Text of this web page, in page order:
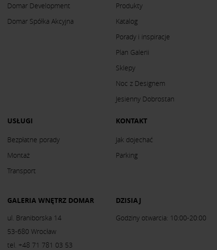
Domar Development
Domar Spółka Akcyjna
Produkty
Katalog
Porady i inspiracje
Plan Galerii
Sklepy
Noc z Designem
Jesienny Dobrostan
USŁUGI
Bezpłatne porady
Montaż
Transport
KONTAKT
Jak dojechać
Parking
GALERIA WNĘTRZ DOMAR
ul. Braniborska 14
53-680 Wrocław
tel. +48 71 781 03 53
DZISIAJ
Godziny otwarcia: 10:00-20:00